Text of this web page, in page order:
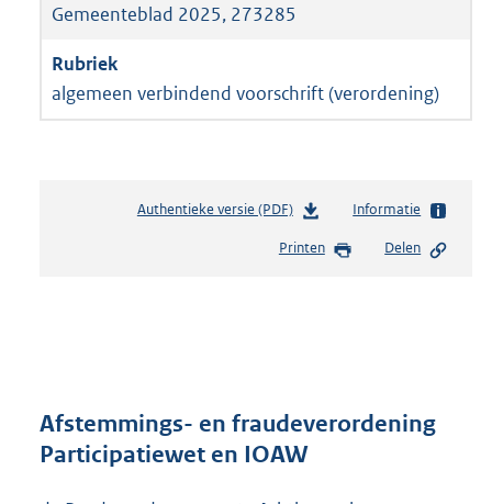
Gemeenteblad 2025, 273285
algemeen verbindend voorschrift (verordening)
Authentieke versie (PDF)b
s
r
o
Informatie
Printen Delen
Afstemmings- en fraudeverordening
Participatiewet en IOAW